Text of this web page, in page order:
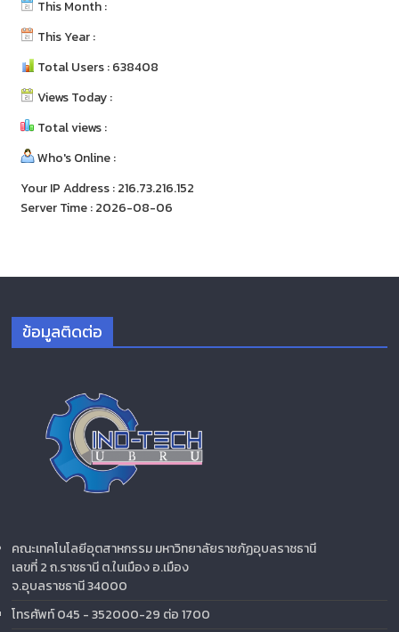
This Month :
This Year :
Total Users : 638408
Views Today :
Total views :
Who's Online :
Your IP Address : 216.73.216.152
Server Time : 2026-08-06
ข้อมูลติดต่อ
คณะเทคโนโลยีอุตสาหกรรม มหาวิทยาลัยราชภัฏอุบลราชธานี
เลขที่ 2 ถ.ราชธานี ต.ในเมือง อ.เมือง
จ.อุบลราชธานี 34000
โทรศัพท์ 045 - 352000-29 ต่อ 1700